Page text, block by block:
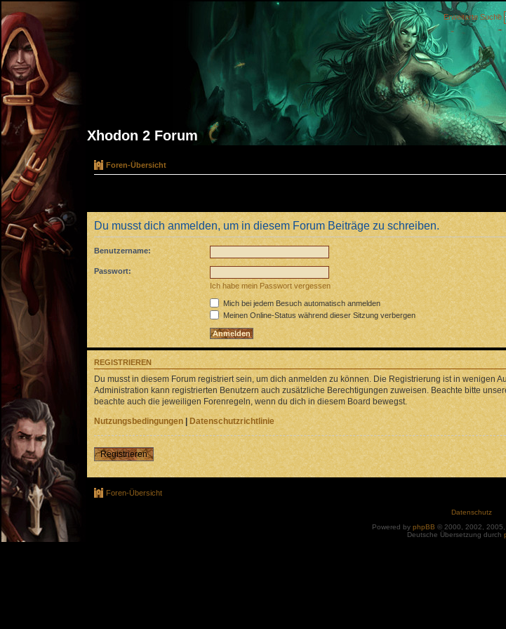
Erweiterte Suche
Xhodon 2 Forum
Foren-Übersicht
Du musst dich anmelden, um in diesem Forum Beiträge zu schreiben.
Benutzername:
Passwort:
Ich habe mein Passwort vergessen
Mich bei jedem Besuch automatisch anmelden
Meinen Online-Status während dieser Sitzung verbergen
REGISTRIEREN
Du musst in diesem Forum registriert sein, um dich anmelden zu können. Die Registrierung ist in wenigen
Administration kann registrierten Benutzern auch zusätzliche Berechtigungen zuweisen. Beachte bitte
beachte auch die jeweiligen Forenregeln, wenn du dich in diesem Board bewegst.
Nutzungsbedingungen|Datenschutzrichtlinie
Registrieren
Foren-Übersicht
Datenschutz
Powered by phpBB © 2000, 2002,
Deutsche Übersetzung durch